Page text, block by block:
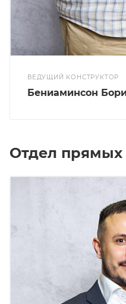
ВЕДУЩИЙ КОНСТРУКТОР
Бениаминсон
Отдел